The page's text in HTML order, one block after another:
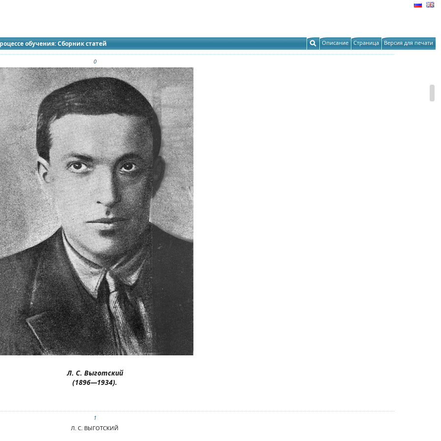
обучения: Сборник статей Описание Страница Версия для печати
0
Л. С. Выготский
(1896—1934).
1
Л. С. ВЫГОТСКИЙ